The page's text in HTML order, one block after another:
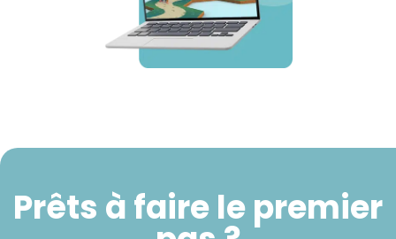
Prêts à faire le premier